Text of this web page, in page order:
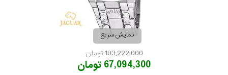
نمایش سریع
103,222,000 تومان
67,094,300 تومان